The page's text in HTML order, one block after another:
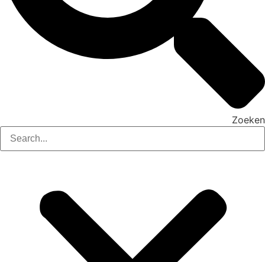
Zoeken